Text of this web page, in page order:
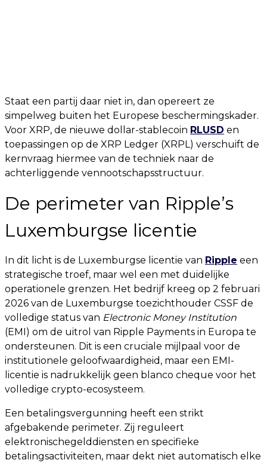
Staat een partij daar niet in, dan opereert ze
simpelweg buiten het Europese beschermingskader.
Voor XRP, de nieuwe dollar-stablecoin RLUSD en
toepassingen op de XRP Ledger (XRPL) verschuift de
kernvraag hiermee van de techniek naar de
achterliggende vennootschapsstructuur.
De perimeter van Ripple’s
Luxemburgse licentie
In dit licht is de Luxemburgse licentie van Ripple een
strategische troef, maar wel een met duidelijke
operationele grenzen. Het bedrijf kreeg op 2 februari
2026 van de Luxemburgse toezichthouder CSSF de
volledige status van Electronic Money Institution
(EMI) om de uitrol van Ripple Payments in Europa te
ondersteunen. Dit is een cruciale mijlpaal voor de
institutionele geloofwaardigheid, maar een EMI-
licentie is nadrukkelijk geen blanco cheque voor het
volledige crypto-ecosysteem.
Een betalingsvergunning heeft een strikt
afgebakende perimeter. Zij reguleert
elektronischegelddiensten en specifieke
betalingsactiviteiten, maar dekt niet automatisch elke